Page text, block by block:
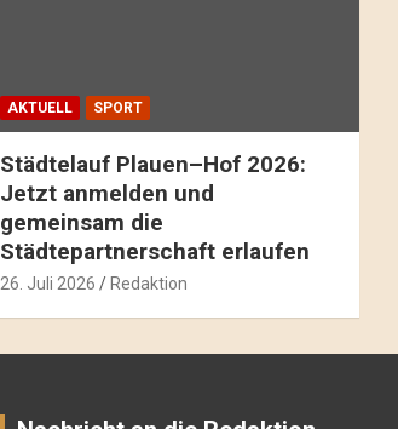
AKTUELL SPORT
Städtelauf Plauen–Hof 2026:
Jetzt anmelden und
gemeinsam die
Städtepartnerschaft erlaufen
26. Juli 2026 Redaktion